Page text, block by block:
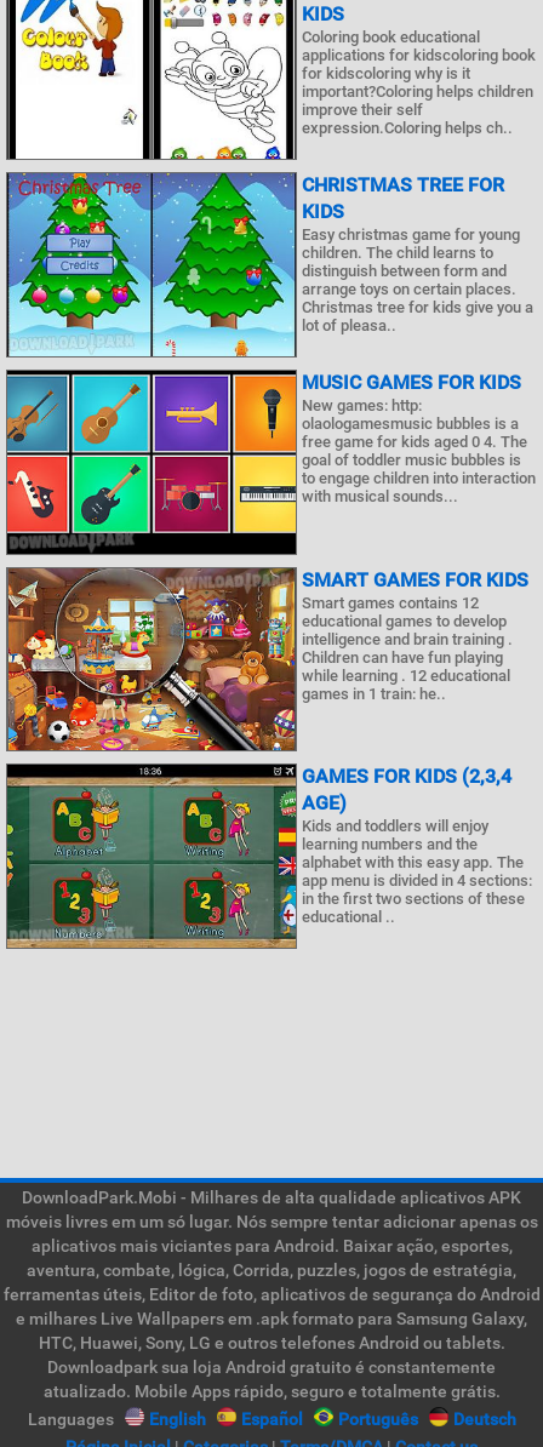
KIDS
Coloring book educational
applications for kidscoloring book
for kidscoloring why is it
important?Coloring helps children
improve their self
expression.Coloring helps ch..
CHRISTMAS TREE FOR
KIDS
Easy christmas game for young
children. The child learns to
distinguish between form and
arrange toys on certain places.
Christmas tree for kids give you a
lot of pleasa..
MUSIC GAMES FOR KIDS
New games: http:
olaologamesmusic bubbles is a
free game for kids aged 0 4. The
goal of toddler music bubbles is
to engage children into interaction
with musical sounds...
SMART GAMES FOR KIDS
Smart games contains 12
educational games to develop
intelligence and brain training .
Children can have fun playing
while learning . 12 educational
games in 1 train: he..
GAMES FOR KIDS (2,3,4
AGE)
Kids and toddlers will enjoy
learning numbers and the
alphabet with this easy app. The
app menu is divided in 4 sections:
in the first two sections of these
educational ..
DownloadPark.Mobi - Milhares de alta qualidade aplicativos APK
móveis livres em um só lugar. Nós sempre tentar adicionar apenas os
aplicativos mais viciantes para Android. Baixar ação, esportes,
aventura, combate, lógica, Corrida, puzzles, jogos de estratégia,
ferramentas úteis, Editor de foto, aplicativos de segurança do Android
e milhares Live Wallpapers em .apk formato para Samsung Galaxy,
HTC, Huawei, Sony, LG e outros telefones Android ou tablets.
Downloadpark sua loja Android gratuito é constantemente
atualizado. Mobile Apps rápido, seguro e totalmente grátis.
Languages
English Español Português
Deutsch